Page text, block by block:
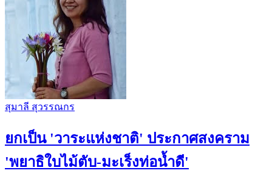
สุมาลี สุวรรณกร
ยกเป็น 'วาระแห่งชาติ' ประกาศสงคราม
'พยาธิใบไม้ตับ-มะเร็งท่อน้ำดี'